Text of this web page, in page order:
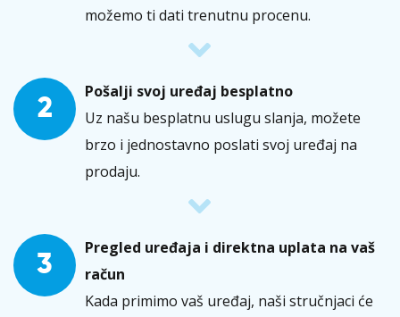
možemo ti dati trenutnu procenu.
2
Pošalji svoj uređaj besplatno
Uz našu besplatnu uslugu slanja, možete
brzo i jednostavno poslati svoj uređaj na
prodaju.
3
Pregled uređaja i direktna uplata na vaš
račun
Kada primimo vaš uređaj, naši stručnjaci će